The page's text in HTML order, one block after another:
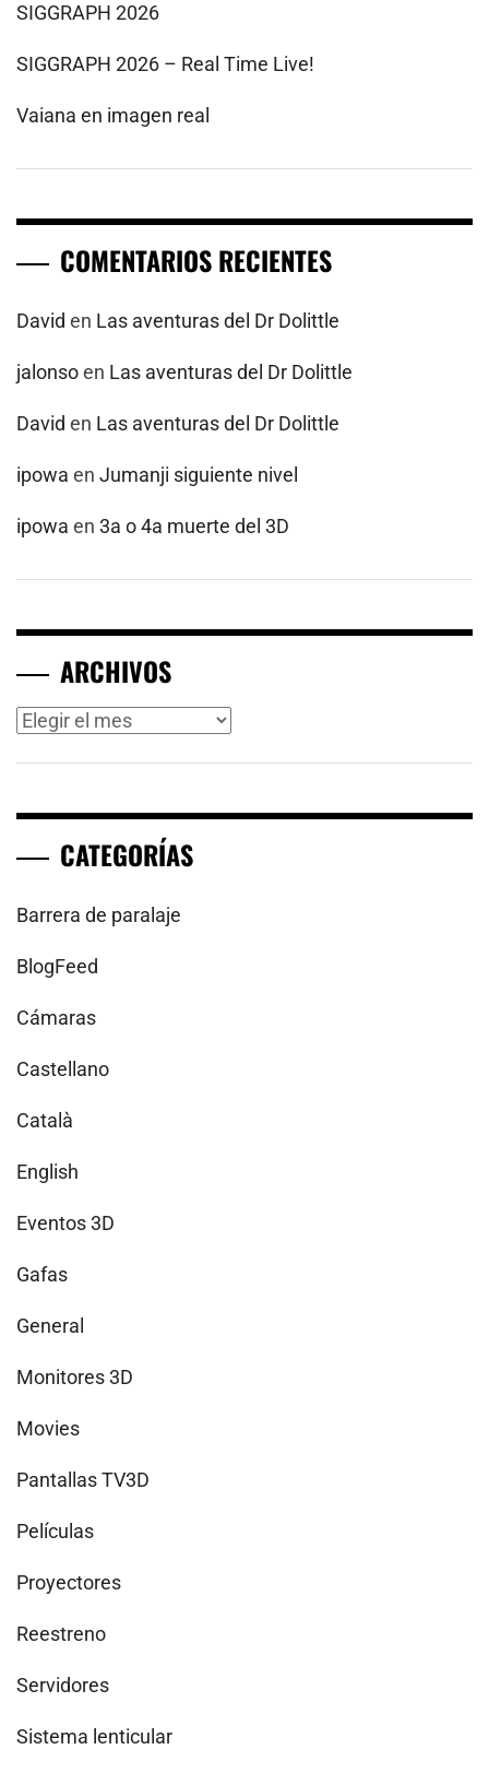
SIGGRAPH 2026
SIGGRAPH 2026 – Real Time Live!
Vaiana en imagen real
COMENTARIOS RECIENTES
David en Las aventuras del Dr Dolittle
jalonsoen Las aventuras del Dr Dolittle
David en Las aventuras del Dr Dolittle
ipowa en Jumanji siguiente nivel
ipowa en 3a o 4a muerte del 3D
ARCHIVOS
Archivos
CATEGORÍAS
Barrera de paralaje
BlogFeed
Cámaras
Castellano
Català
English
Eventos 3D
Gafas
General
Monitores 3D
Movies
Pantallas TV3D
Películas
Proyectores
Reestreno
Servidores
Sistema lenticular